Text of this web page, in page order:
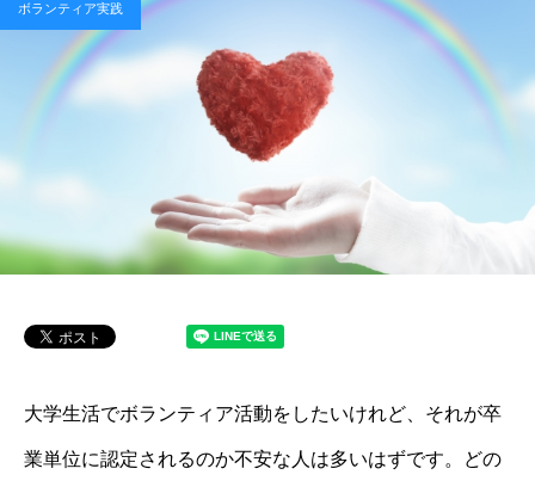
ボランティア実践
大学生活でボランティア活動をしたいけれど、それが卒
業単位に認定されるのか不安な人は多いはずです。どの